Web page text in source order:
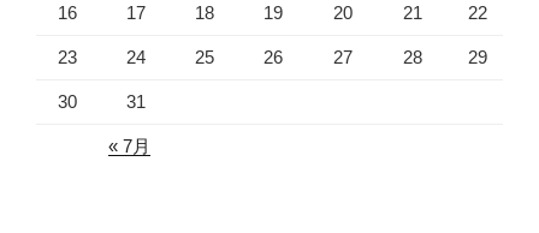
16 17 18 19 20 21 22
23 24 25 26 27 28 29
30 31
« 7月